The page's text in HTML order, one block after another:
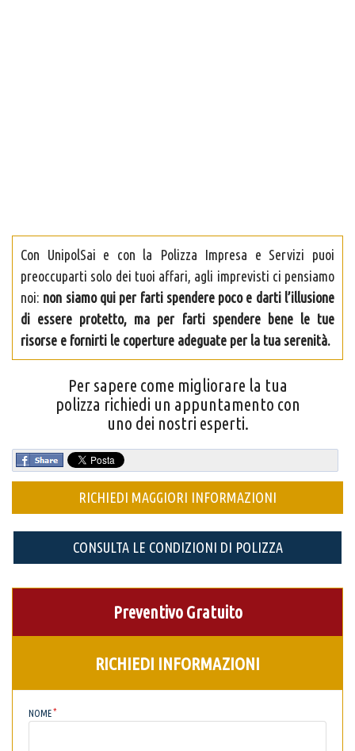
Con UnipolSai e con la Polizza Impresa e Servizi puoi
preoccuparti solo dei tuoi affari, agli imprevisti ci pensiamo
noi: non siamo qui per farti spendere poco e darti l’illusione
di essere protetto, ma per farti spendere bene le tue
risorse e fornirti le coperture adeguate per la tua serenità.
Per sapere come migliorare la tua
polizza richiedi un appuntamento con
uno dei nostri esperti.
RICHIEDI MAGGIORI INFORMAZIONI
CONSULTA LE CONDIZIONI DI POLIZZA
Preventivo Gratuito
RICHIEDI INFORMAZIONI
NOME